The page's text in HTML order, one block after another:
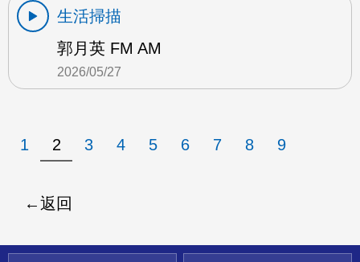
生活掃描
郭月英 FM AM
2026/05/27
1 2 3 4 5 6 7 8 9
返回